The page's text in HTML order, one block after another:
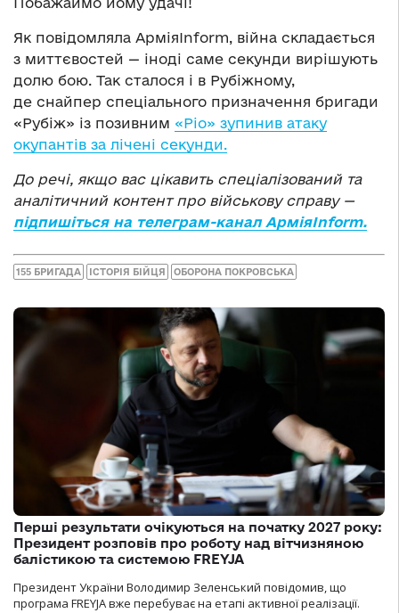
Як повідомляла АрміяInform, війна складається
з миттєвостей — іноді саме секунди вирішують
долю бою. Так сталося і в Рубіжному,
де снайпер спеціального призначення бригади
«Рубіж» із позивним «Ріо» зупинив атаку
окупантів за лічені секунди.
До речі, якщо вас цікавить спеціалізований та
аналітичний контент про військову справу —
підпишіться на телеграм-канал АрміяInform.
155 БРИГАДА ІСТОРІЯ БІЙЦЯ ОБОРОНА ПОКРОВСЬКА
Перші результати очікуються на початку 2027 року:
Президент розповів про роботу над вітчизняною
балістикою та системою FREYJA
Президент України Володимир Зеленський повідомив, що
програма FREYJA вже перебуває на етапі активної реалізації.